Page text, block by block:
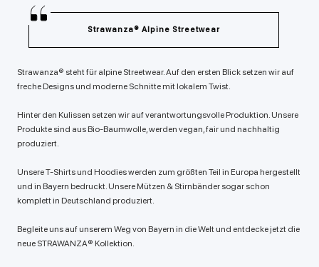
Strawanza® Alpine Streetwear
Strawanza® steht für alpine Streetwear. Auf den ersten Blick setzen wir auf
freche Designs und moderne Schnitte mit lokalem Twist.
Hinter den Kulissen setzen wir auf verantwortungsvolle Produktion. Unsere
Produkte sind aus Bio-Baumwolle, werden vegan, fair und nachhaltig
produziert.
Unsere T-Shirts und Hoodies werden zum größten Teil in Europa hergestellt
und in Bayern bedruckt. Unsere Mützen & Stirnbänder sogar schon
komplett in Deutschland produziert.
Begleite uns auf unserem Weg von Bayern in die Welt und entdecke jetzt die
neue STRAWANZA® Kollektion.